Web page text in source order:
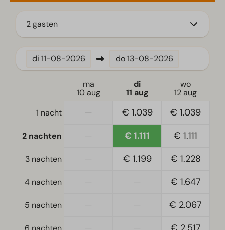
Filter koffiezetapparaat
Koelvriescombinatie(s)
Waterkoker
Vrijstaand
Eenpersoonsbed(den): 8
Slaapkamer(s) boven: 3
Slaapkamer(s) beneden: 1
Woonkamer
2 gasten
di 11-08-2026 do13-08-2026
ma
10 aug
di
11 aug
wo
12 aug
1 nacht
€ 1.039 € 1.039
2 nachten € 1.111 € 1.111
3 nachten € 1.199 € 1.228
4 nachten € 1.647
5 nachten € 2.067